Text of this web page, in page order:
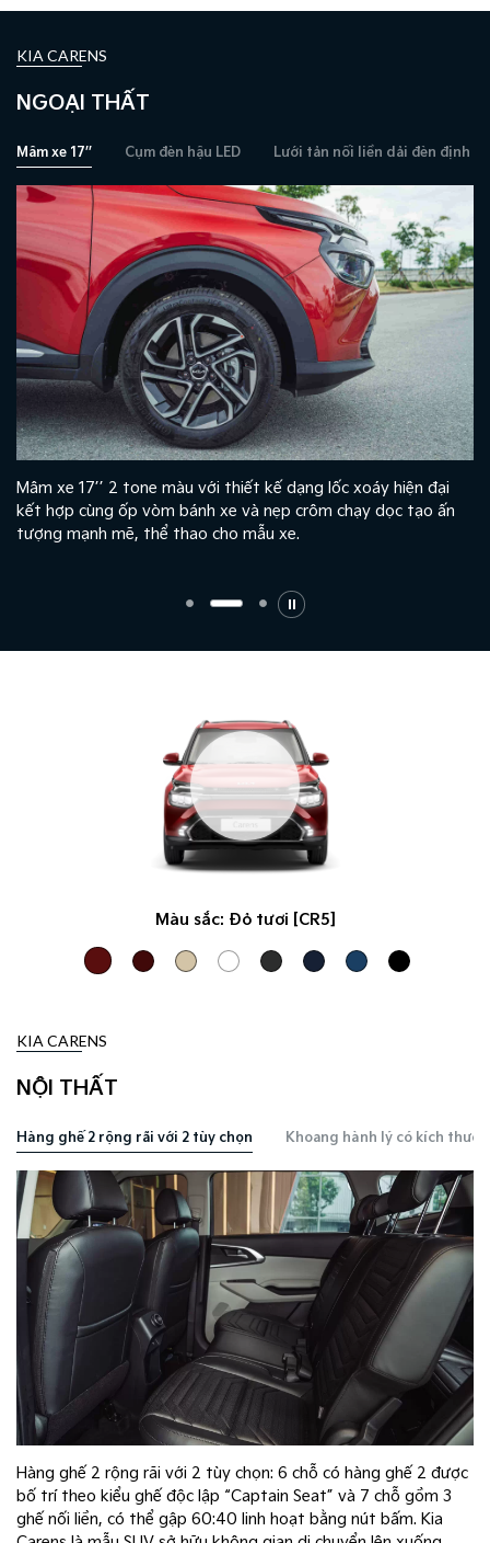
KIA CARENS
NGOẠI THẤT
Mâm xe 17’’ Cụm đèn hậu LED Lưới tản nối liền dải đèn định vị
Mâm xe 17’’ 2 tone màu với thiết kế dạng lốc xoáy hiện đại
kết hợp cùng ốp vòm bánh xe và nẹp crôm chạy dọc tạo ấn
tượng mạnh mẽ, thể thao cho mẫu xe.
Màu sắc: Đỏ tươi [CR5]
KIA CARENS
NỘI THẤT
Hàng ghế 2 rộng rãi với 2 tùy chọn Khoang hành lý có kích
Hàng ghế 2 rộng rãi với 2 tùy chọn: 6 chỗ có hàng ghế 2 được
bố trí theo kiểu ghế độc lập “Captain Seat” và 7 chỗ gồm 3
ghế nối liền, có thể gập 60:40 linh hoạt bằng nút bấm. Kia